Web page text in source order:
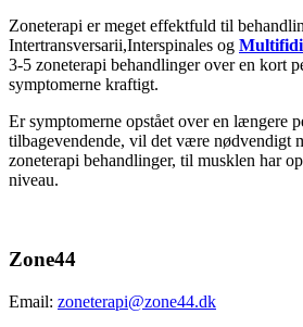
Zoneterapi er meget effektfuld til
Intertransversarii,Interspinales og Multifidi
3-5 zoneterapi behandlinger over en kort
symptomerne kraftigt.
Er symptomerne opstået over en længere
tilbagevendende, vil det være nødvendigt
zoneterapi behandlinger, til musklen har
niveau.
Zone44
Email: zoneterapi@zone44.dk